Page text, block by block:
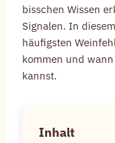
bisschen Wissen
Signalen. In
häufigsten
kommen und
kannst.
Inhalt